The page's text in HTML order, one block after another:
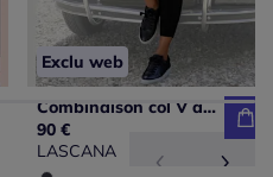
Exclu web
Combinaison col V avec bretelles larges et imprimé à pois
90 €
LASCANA